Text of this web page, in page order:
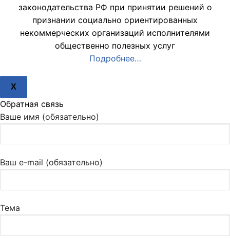
законодательства РФ при принятии решений о
признании социально ориентированных
некоммерческих организаций исполнителями
общественно полезных услуг
Подробнее…
X
Обратная связь
Ваше имя (обязательно)
Ваш e-mail (обязательно)
Тема